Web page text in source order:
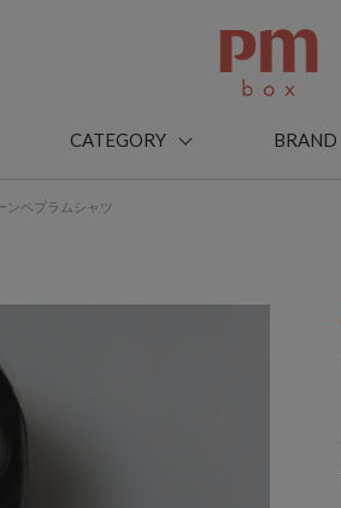
CATEGORY BRAND
ンペプラムシャツ